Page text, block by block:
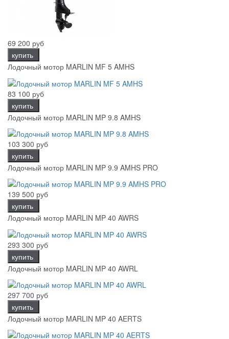
69 200 руб
купить
Лодочный мотор MARLIN MF 5 AMHS
83 100 руб
купить
Лодочный мотор MARLIN MP 9.8 AMHS
103 300 руб
купить
Лодочный мотор MARLIN MP 9.9 AMHS PRO
139 500 руб
купить
Лодочный мотор MARLIN MP 40 AWRS
293 300 руб
купить
Лодочный мотор MARLIN MP 40 AWRL
297 700 руб
купить
Лодочный мотор MARLIN MP 40 AERTS